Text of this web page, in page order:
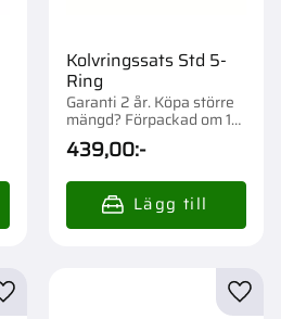
Kolvringssats Std 5-
Ring
Garanti 2 år. Köpa större
mängd? Förpackad om 1
st.
439,00:-
Lägg till i favoriter